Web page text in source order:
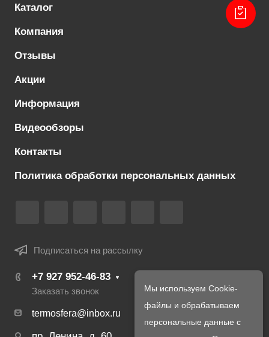
Каталог
Компания
Отзывы
Акции
Информация
Видеообзоры
Контакты
Политика обработки персональных данных
Подписаться на рассылку
+7 927 952-46-83
Заказать звонок
termosfera@inbox.ru
Мы используем Cookie-
файлы и обрабатываем
персональные данные с